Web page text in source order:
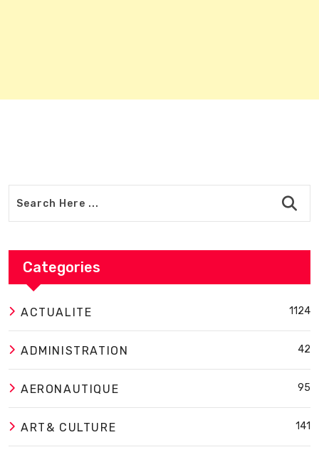
Categories
ACTUALITE 1124
ADMINISTRATION 42
AERONAUTIQUE 95
ART& CULTURE 141